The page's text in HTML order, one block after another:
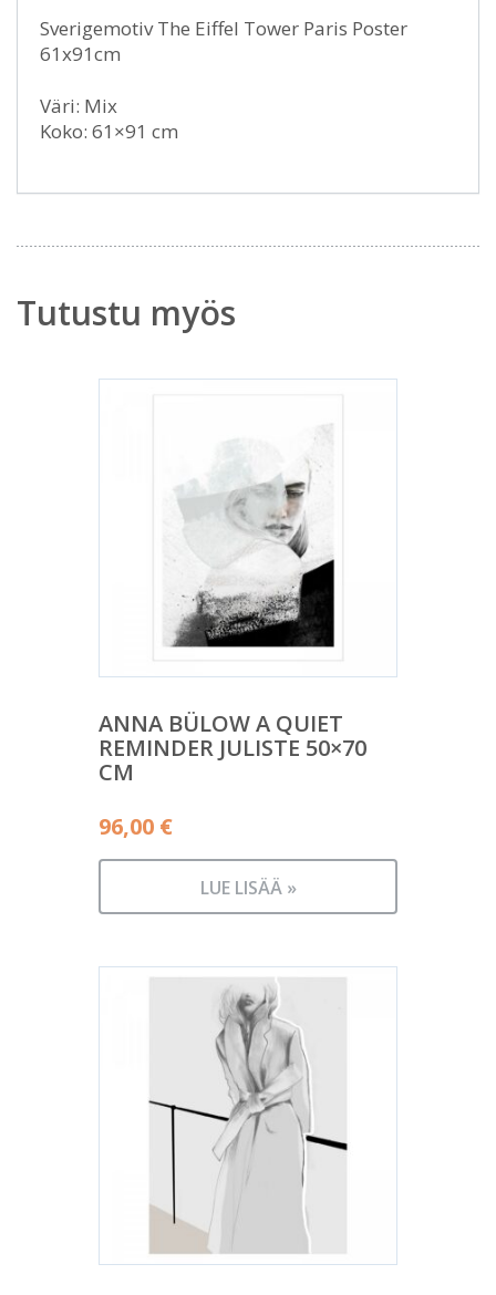
Sverigemotiv The Eiffel Tower Paris Poster
61x91cm
Väri: Mix
Koko: 61×91 cm
Tutustu myös
ANNA BÜLOW A QUIET
REMINDER JULISTE 50×70
CM
96,00 €
LUE LISÄÄ »